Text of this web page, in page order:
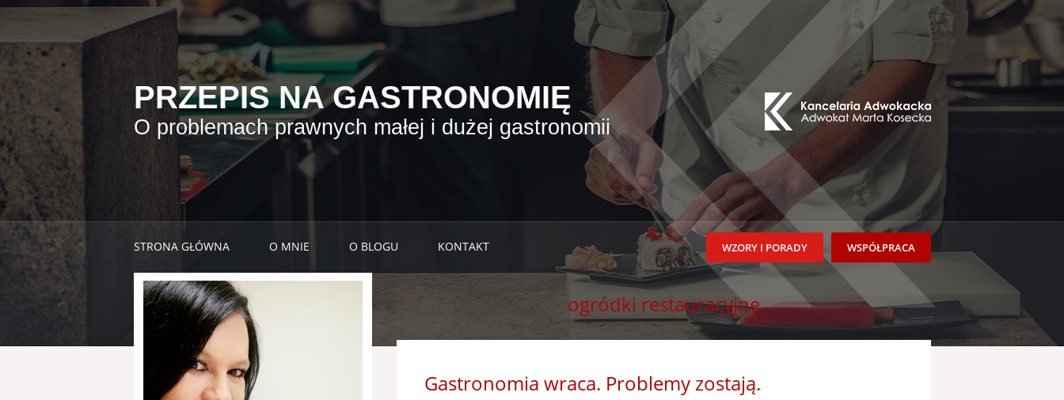
PRZEPIS NA GASTRONOMIĘ
O problemach prawnych małej i dużej gastronomii
STRONA GŁÓWNA O MNIE O BLOGU KONTAKT WSPÓŁPRACA
WZORY I PORADY
ogródki restauracyjne
Gastronomia wraca. Problemy zostają.